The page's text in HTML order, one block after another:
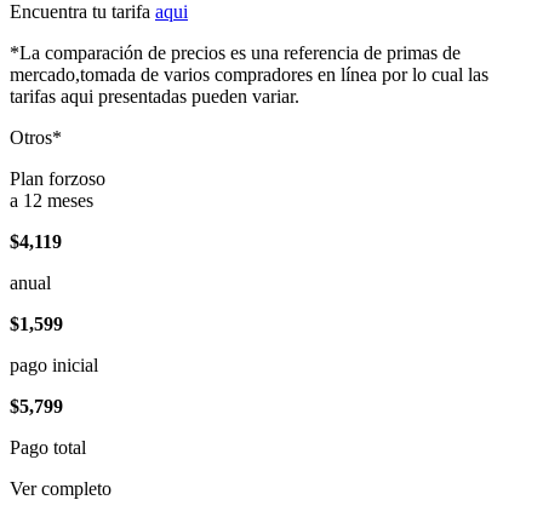
Encuentra tu tarifa aqui
*La comparación de precios es una referencia de primas de
mercado,tomada de varios compradores en línea por lo cual las
tarifas aqui presentadas pueden variar.
Otros*
Plan forzoso
a 12 meses
$4,119
anual
$1,599
pago inicial
$5,799
Pago total
Ver completo